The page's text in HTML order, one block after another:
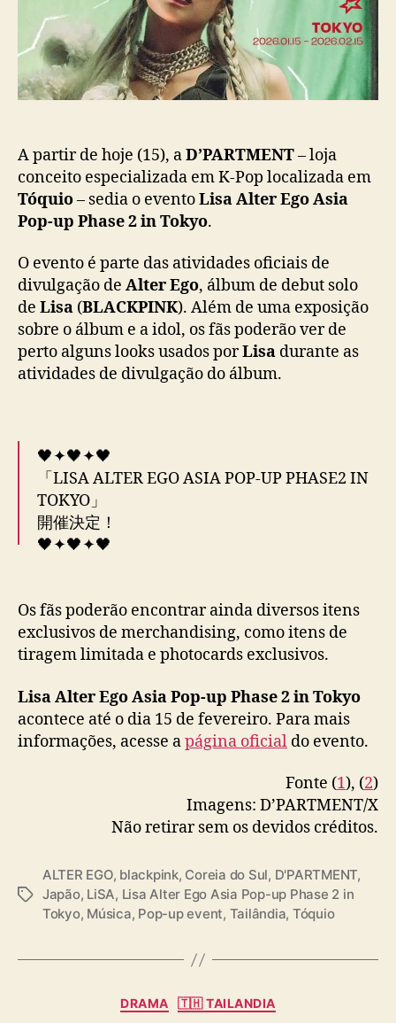
i
c
a
ç
e
d
e
d
v
e
n
o
p
-
u
p
d
d
(
B
L
C
K
P
K
)
e
A
l
t
o
A partir de hoje (15), aD’PARTMENT– loja
conceito especializada em K-Pop localizada em
Tóquio– sedia o eventoLisa Alter Ego Asia
Pop-up Phase 2 in Tokyo.
O evento é parte das atividades oficiais de
divulgação de Alter Ego, álbum de debut solo
de Lisa (BLACKPINK). Além de uma exposição
sobre o álbum e a idol, os fãs poderão ver de
perto alguns looks usados porLisa durante as
atividades de divulgação do álbum.
🖤✦🖤✦🖤
「LISA ALTER EGO ASIA POP-UP PHASE2 IN
TOKYO」
開催決定！
🖤✦🖤✦🖤
EGO』の世界観を体感できる期間限定POP-UP
が、東京にて開催決定✨
着用した衣装を展示！
楽曲ごとに異なる表情を見せる『ALTER…
pic.twitter.com/dxRc6qY1Bq
— D'PARTMENT Official (@d_dpartment)
Os fãs poderão encontrar ainda diversos itens
exclusivos de merchandising, como itens de
tiragem limitada e photocards exclusivos.
Lisa Alter Ego Asia Pop-up Phase 2 in Tokyo
acontece até o dia 15 de fevereiro. Para mais
informações, acesse apágina oficial do evento.
Fonte (1), (2)
Imagens: D’PARTMENT/X
Não retirar sem os devidos créditos.
T
ALTER EGO, blackpink, Coreia do Sul, D'PARTMENT,
Japão, LiSA, Lisa Alter Ego Asia Pop-up Phase 2 in
Tokyo, Música, Pop-up event, Tailândia, Tóquio
C
DRAMA 🇹🇭 TAILANDIA